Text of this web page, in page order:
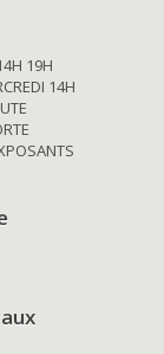
19H
14H